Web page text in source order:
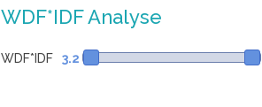
WDF*IDF Analyse
WDF*IDF 3.2